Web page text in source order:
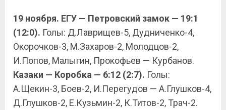
19 ноября. ЕГУ — Петровский замок — 19:1
(12:0). Голы: Д.Лаврищев-5, Дудниченко-4,
Окорочков-3, М.Захаров-2, Молодцов-2,
И.Попов, Малыгин, Прокофьев — Курбанов.
Казаки — Коробка — 6:12 (2:7). Голы:
А.Щекин-3, Боев-2, И.Перегудов — А.Глушков-4,
Д.Глушков-2, Е.Кузьмин-2, К.Титов-2, Трач-2.